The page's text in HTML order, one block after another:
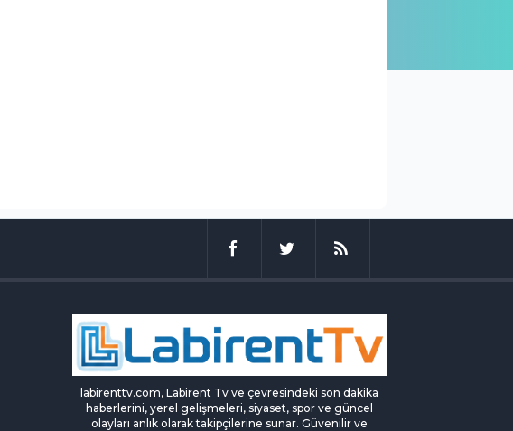
labirenttv.com, Labirent Tv ve çevresindeki son dakika
haberlerini, yerel gelişmeleri, siyaset, spor ve güncel
olayları anlık olarak takipçilerine sunar. Güvenilir ve